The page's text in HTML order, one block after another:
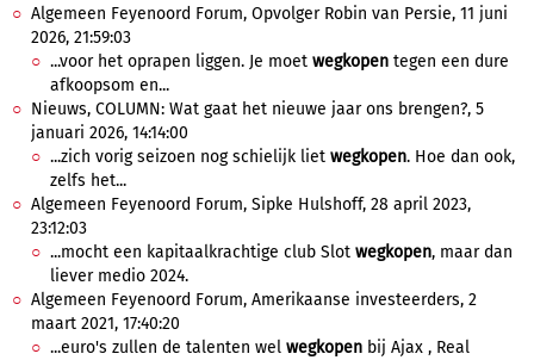
Algemeen Feyenoord Forum, Opvolger Robin van Persie, 11 juni
2026, 21:59:03
...voor het oprapen liggen. Je moet wegkopen tegen een dure
afkoopsom en...
Nieuws, COLUMN: Wat gaat het nieuwe jaar ons brengen?, 5
januari 2026, 14:14:00
...zich vorig seizoen nog schielijk liet wegkopen. Hoe dan ook,
zelfs het...
Algemeen Feyenoord Forum, Sipke Hulshoff, 28 april 2023,
23:12:03
...mocht een kapitaalkrachtige club Slot wegkopen, maar dan
liever medio 2024.
Algemeen Feyenoord Forum, Amerikaanse investeerders, 2
maart 2021, 17:40:20
...euro's zullen de talenten wel wegkopen bij Ajax , Real